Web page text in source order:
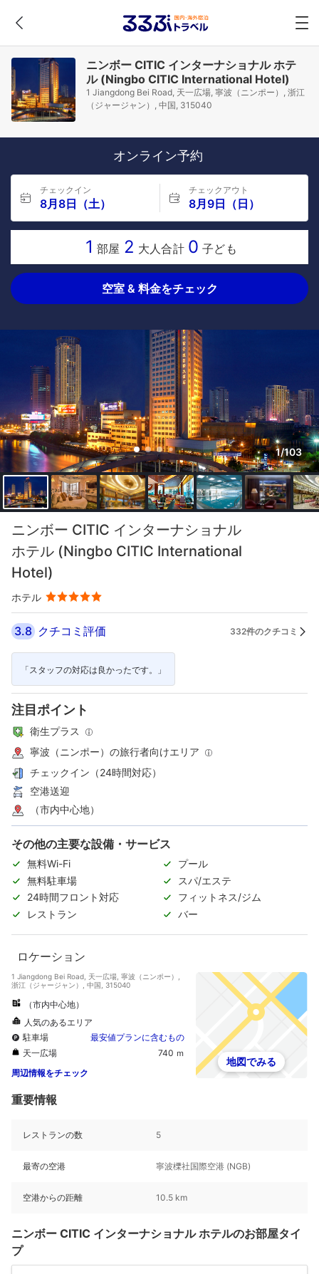
ニンボー CITIC インターナショナル ホテ
ル (Ningbo CITIC International Hotel)
1 Jiangdong Bei Road, 天一広場, 寧波（ニンポー）, 浙江
（ジャージャン）, 中国, 315040
オンライン予約
チェックイン
8月8日（土）
チェックアウト
8月9日（日）
1 部屋 2 大人合計 0 子ども
空室 & 料金をチェック
1/103
ニンボー CITIC インターナショナル
ホテル (Ningbo CITIC International
Hotel)
ホテル
3.8 クチコミ評価 332件のクチコミ
「スタッフの対応は良かったです。」
注目ポイント
衛生プラス
寧波（ニンポー）の旅行者向けエリア
チェックイン（24時間対応）
空港送迎
（市内中心地）
その他の主要な設備・サービス
無料Wi-Fi
プール
無料駐車場
スパ/エステ
24時間フロント対応
フィットネス/ジム
レストラン
バー
ロケーション
1 Jiangdong Bei Road, 天一広場, 寧波（ニンポー）,
浙江（ジャージャン）, 中国, 315040
（市内中心地）
人気のあるエリア
駐車場
最安値プランに含むもの
天一広場
740 ｍ
周辺情報をチェック
地図でみる
重要情報
レストランの数 5
最寄の空港 寧波櫟社国際空港 (NGB)
空港からの距離 10.5 km
ニンボー CITIC インターナショナル ホテルのお部屋タイ
プ